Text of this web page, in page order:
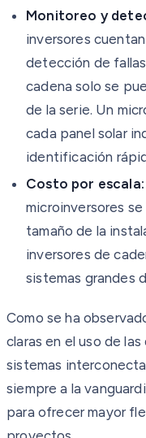
Monitoreo y
inversores
detección de
cadena solo se
de la serie. Un
cada panel solar
identificación
Costo por escala:
microinversores
tamaño de la
inversores de
sistemas grandes
Como se ha
claras en el uso de
sistemas
siempre a la
para ofrecer mayor